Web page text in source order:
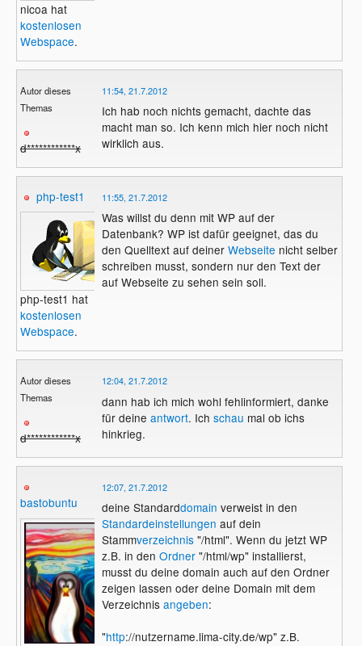
nicoa hat
kostenlosen
Webspace.
Autor dieses
Themas
d************x
11:54, 21.7.2012
Ich hab noch nichts gemacht, dachte das
macht man so. Ich kenn mich hier noch nicht
wirklich aus.
php-test1
php-test1 hat
kostenlosen
Webspace.
11:55, 21.7.2012
Was willst du denn mit WP auf der
Datenbank? WP ist dafür geeignet, das du
den Quelltext auf deiner Webseite nicht selber
schreiben musst, sondern nur den Text der
auf Webseite zu sehen sein soll.
Autor dieses
Themas
d************x
12:04, 21.7.2012
dann hab ich mich wohl fehlinformiert, danke
für deine antwort. Ich schau mal ob ichs
hinkrieg.
bastobuntu
12:07, 21.7.2012
deine Standarddomain verweist in den
Standardeinstellungen auf dein
Stammverzeichnis"/html". Wenn du jetzt WP
z.B. in den Ordner"/html/wp" installierst,
musst du deine domain auch auf den Ordner
zeigen lassen oder deine Domain mit dem
Verzeichnis angeben:
"http://nutzername.lima-city.de/wp" z.B.